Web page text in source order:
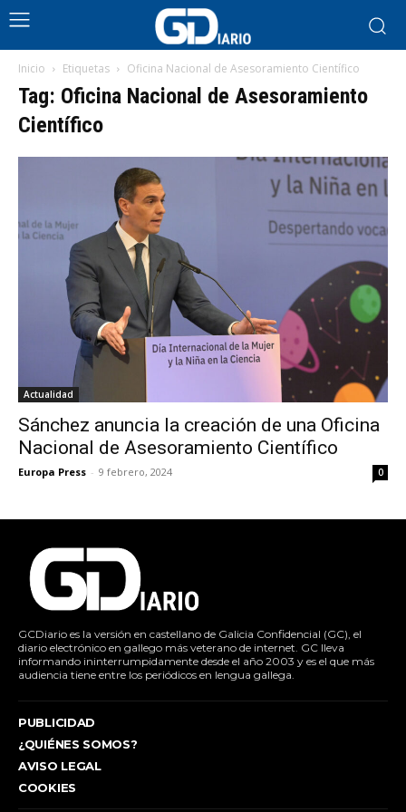
Inicio Etiquetas Oficina Nacional de Asesoramiento Científico
Tag: Oficina Nacional de Asesoramiento
Científico
Actualidad
Sánchez anuncia la creación de una Oficina
Nacional de Asesoramiento Científico
Europa Press - 9 febrero, 2024 0
GCDiario es la versión en castellano de Galicia Confidencial (GC), el
diario electrónico en gallego más veterano de internet. GC lleva
informando ininterrumpidamente desde el año 2003 y es el que más
audiencia tiene entre los periódicos en lengua gallega.
PUBLICIDAD
¿QUIÉNES SOMOS?
AVISO LEGAL
COOKIES